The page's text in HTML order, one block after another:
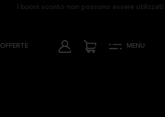
I buoni sconto non possono essere utilizzati
OFFERTE MENU